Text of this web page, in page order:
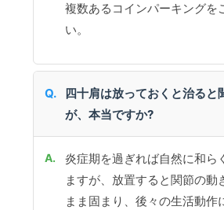
複数あるコインパーキングを
い。
四十肩は放っておくと治ると
が、本当ですか?
炎症期を過ぎれば自然に和ら
ますが、放置すると関節の動
まま固まり、後々の生活動作